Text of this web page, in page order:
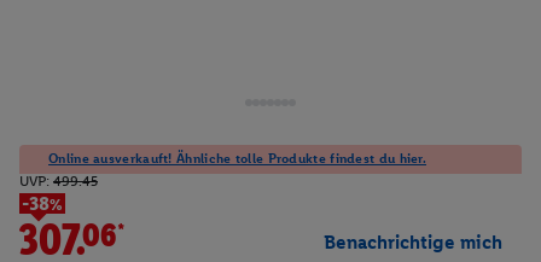
Online ausverkauft! Ähnliche tolle Produkte findest du hier.
UVP: 499.45
-38%
307.06* Benachrichtige mich